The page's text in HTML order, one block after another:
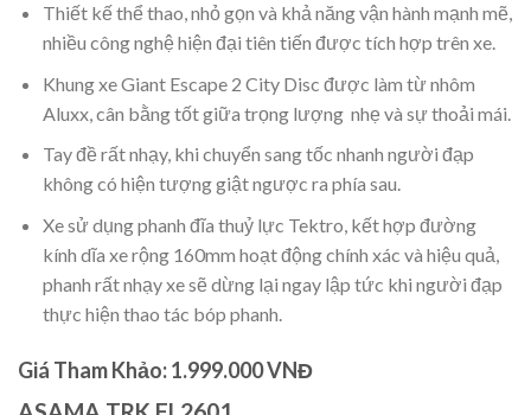
Thiết kế thể thao, nhỏ gọn và khả năng vận hành mạnh mẽ,
nhiều công nghệ hiện đại tiên tiến được tích hợp trên xe.
Khung xe Giant Escape 2 City Disc được làm từ nhôm
Aluxx, cân bằng tốt giữa trọng lượng nhẹ và sự thoải mái.
Tay đề rất nhạy, khi chuyển sang tốc nhanh người đạp
không có hiện tượng giật ngược ra phía sau.
Xe sử dụng phanh đĩa thuỷ lực Tektro, kết hợp đường
kính dĩa xe rộng 160mm hoạt động chính xác và hiệu quả,
phanh rất nhạy xe sẽ dừng lại ngay lập tức khi người đạp
thực hiện thao tác bóp phanh.
Giá Tham Khảo: 1.999.000 VNĐ